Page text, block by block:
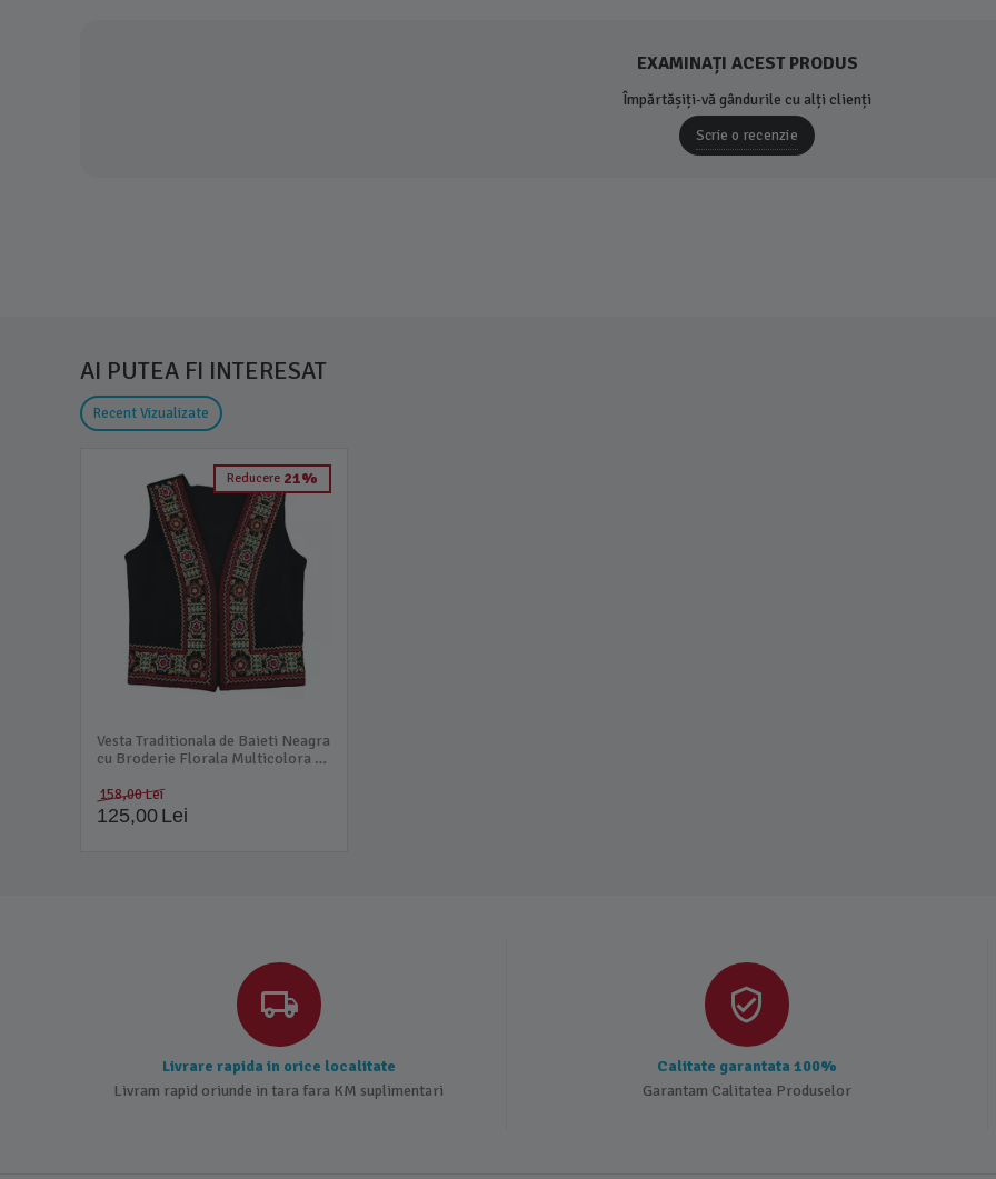
EXAMINAȚI ACEST PRODUS
Împărtășiți-vă gândurile cu alți clienți
Scrie o recenzie
AI PUTEA FI INTERESAT
Recent Vizualizate
Reducere 21%
Vesta Traditionala de Baieti Neagra
cu Broderie Florala Multicolora -
158,00Lei
125,00 Lei
Livrare rapida in orice localitate
Livram rapid oriunde in tara fara KM suplimentari
Calitate garantata 100%
Garantam Calitatea Produselor